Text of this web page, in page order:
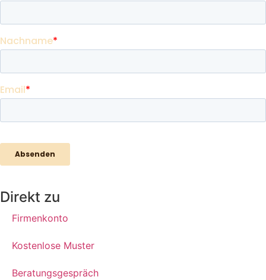
Direkt zu
Firmenkonto
Kostenlose Muster
Beratungsgespräch